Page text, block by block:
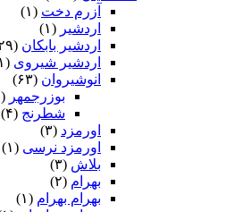
آزرم دخت (۱)
اردشیر (۱)
اردشیر بابکان (۲۹)
اردشیر شیروی (۱)
انوشیروان (۶۳)
بوزرجمهر (۱۲)
شطرنج (۴)
اورمزد (۳)
اورمزد نرسى‏ (۱)
بلاش (۳)
بهرام (۲)
بهرام بهرام (۱)